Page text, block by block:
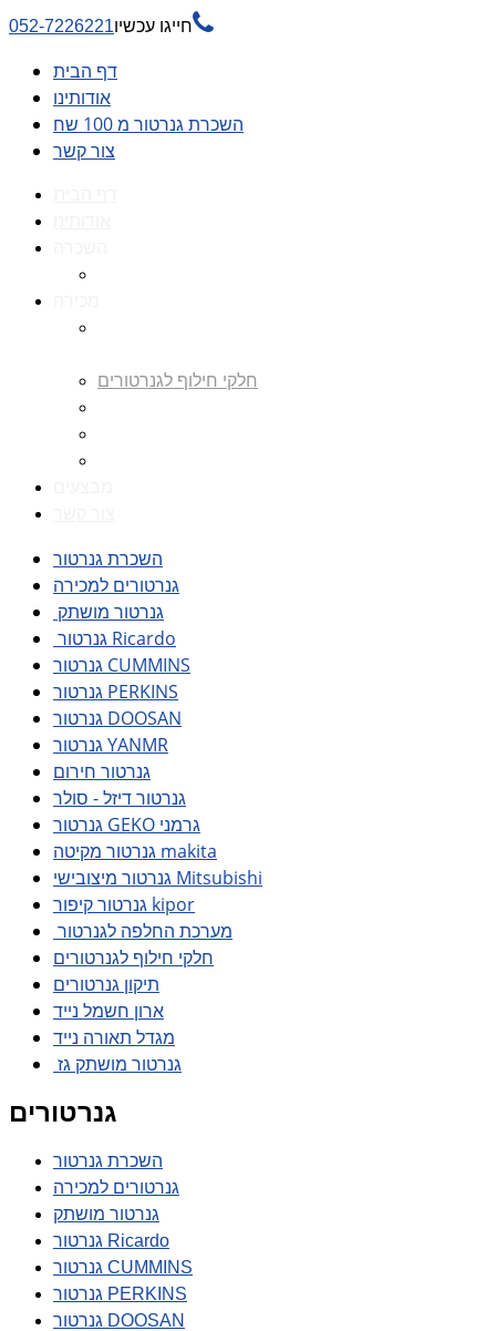
חייגו עכשיו052-7226221 
דף הבית
אודותינו
השכרת גנרטור מ 100 שח
צור קשר
חלקי חילוף לגנרטורים
השכרת גנרטור
גנרטורים למכירה
גנרטור מושתק
גנרטור Ricardo
גנרטור CUMMINS
גנרטור PERKINS
גנרטור DOOSAN
גנרטור YANMR
גנרטור חירום
גנרטור דיזל - סולר
גנרטור GEKO גרמני
גנרטור מקיטה makita
גנרטור מיצובישי Mitsubishi
גנרטור קיפור kipor
מערכת החלפה לגנרטור
חלקי חילוף לגנרטורים
תיקון גנרטורים
ארון חשמל נייד
מגדל תאורה נייד
גנרטור מושתק גז
גנרטורים
השכרת גנרטור
גנרטורים למכירה
גנרטור מושתק
גנרטור Ricardo
גנרטור CUMMINS
גנרטור PERKINS
גנרטור DOOSAN